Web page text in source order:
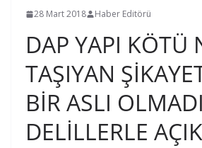
28 Mart 2018 Haber Editörü
DAP YAPI KÖTÜ
TAŞIYAN
BİR ASLI
DELİLLERLE